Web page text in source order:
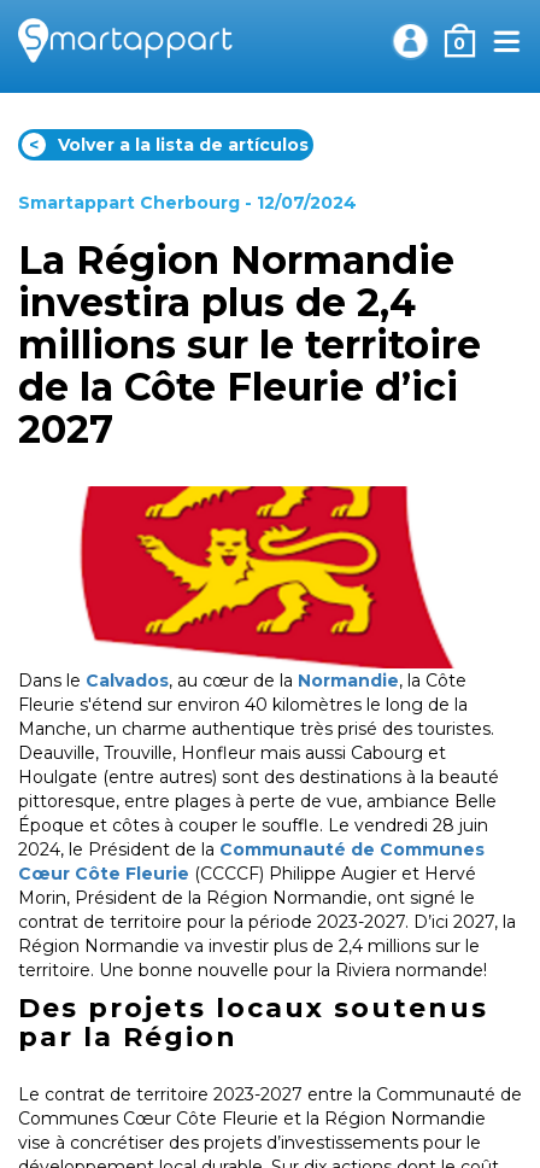
0
< Volver a la lista de artículos
Smartappart Cherbourg - 12/07/2024
La Région Normandie
investira plus de 2,4
millions sur le territoire
de la Côte Fleurie d’ici
2027
Dans le Calvados, au cœur de la Normandie, la Côte
Fleurie s'étend sur environ 40 kilomètres le long de la
Manche, un charme authentique très prisé des touristes.
Deauville, Trouville, Honfleur mais aussi Cabourg et
Houlgate (entre autres) sont des destinations à la beauté
pittoresque, entre plages à perte de vue, ambiance Belle
Époque et côtes à couper le souffle. Le vendredi 28 juin
2024, le Président de la Communauté de Communes
Cœur Côte Fleurie (CCCCF) Philippe Augier et Hervé
Morin, Président de la Région Normandie, ont signé le
contrat de territoire pour la période 2023-2027. D’ici 2027, la
Région Normandie va investir plus de 2,4 millions sur le
territoire. Une bonne nouvelle pour la Riviera normande!
Des projets locaux soutenus
par la Région
Le contrat de territoire 2023-2027 entre la Communauté de
Communes Cœur Côte Fleurie et la Région Normandie
vise à concrétiser des projets d’investissements pour le